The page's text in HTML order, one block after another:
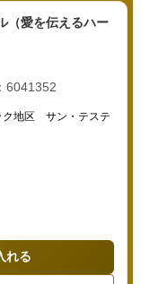
（愛を伝えるハー
6041352
地区 サン・テステ
れる